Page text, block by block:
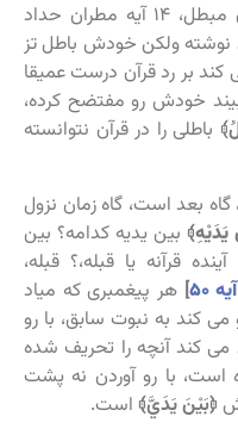
و لذا (لا یاتیه المبطل) نفرمود چون مبطل، ۱۴ آیه مطران حداد
نوشته ولکن خودش باطل تز
کند بر رد قرآن درست عمیقا
خودش رو مفتضح کرده،
باطلی را در قرآن نتوانسته
بعد است، گاه زمان نزول
يَدَيْهِ﴾ بین یدیه کدامه؟ بین
قرآنه یا قبله،؟ قبله،
۵۰ ]هر پیغمبری که میاد
کند به نبوت سابق، با رو
می کند آنچه را تحریف شده
با رو آوردن نه پشت
﴿بَيْنَ يَدَيَّ﴾ است.